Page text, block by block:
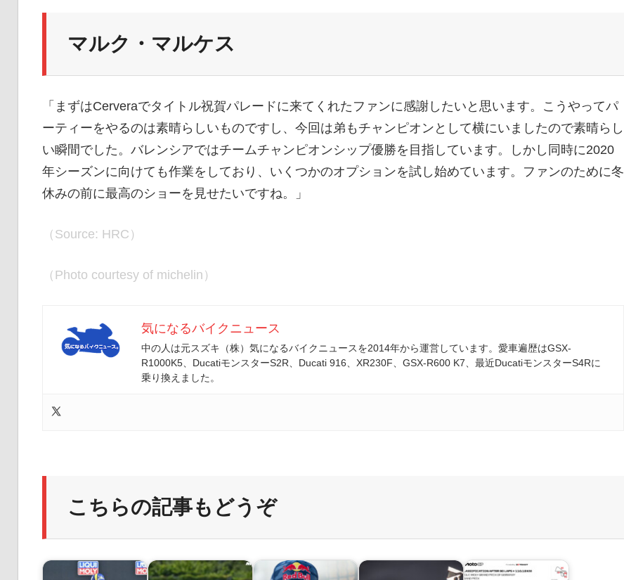
マルク・マルケス
「まずはCerveraでタイトル祝賀パレードに来てくれたファンに感謝したいと思います。こうやってパ
ーティーをやるのは素晴らしいものですし、今回は弟もチャンピオンとして横にいましたので素晴らし
い瞬間でした。バレンシアではチームチャンピオンシップ優勝を目指しています。しかし同時に2020
年シーズンに向けても作業をしており、いくつかのオプションを試し始めています。ファンのために冬
休みの前に最高のショーを見せたいですね。」
（Source: HRC）
（Photo courtesy of michelin）
気になるバイクニュース
中の人は元スズキ（株）気になるバイクニュースを2014年から運営しています。愛車遍歴はGSX-
R1000K5、DucatiモンスターS2R、Ducati 916、XR230F、GSX-R600 K7、最近DucatiモンスターS4Rに
乗り換えました。
こちらの記事もどうぞ